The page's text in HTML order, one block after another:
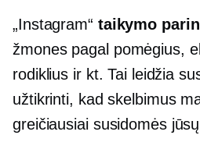
„Instagram“ taikymo
žmones pagal pomėgius,
rodiklius ir kt. Tai leidžia
užtikrinti, kad skelbimus
greičiausiai susidomės